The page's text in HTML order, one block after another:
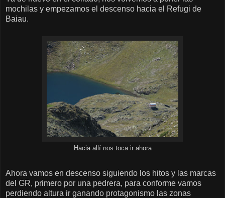
mochilas y empezamos el descenso hacia el Refugi de
Baiau.
Hacia allí nos toca ir ahora
Ahora vamos en descenso siguiendo los hitos y las marcas
del GR, primero por una pedrera, para conforme vamos
perdiendo altura ir ganando protagonismo las zonas